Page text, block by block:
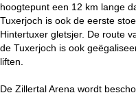
hoogtepunt een 12 km lange
Tuxerjoch is ook de eerste
Hintertuxer gletsjer. De route
de Tuxerjoch is ook
liften.
De Zillertal Arena wordt